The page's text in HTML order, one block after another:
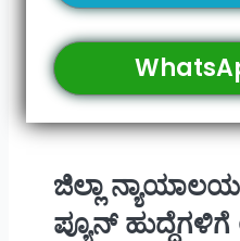
ಜಿಲ್ಲಾ
ಪ್ಯೂನ್